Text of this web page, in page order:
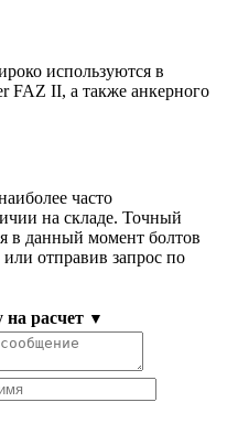
используются в
FAZ II, а также анкерного
часто
на складе. Точный
в данный момент болтов
отправив запрос по
на расчет ▼